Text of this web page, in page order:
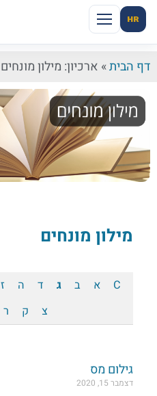
HR
דף הבית» ארכיון: מילון מונחים
מילון מונחים
C א ב ג ד ה ז
צ
ק ר
גילום מס
דצמבר 15, 2020